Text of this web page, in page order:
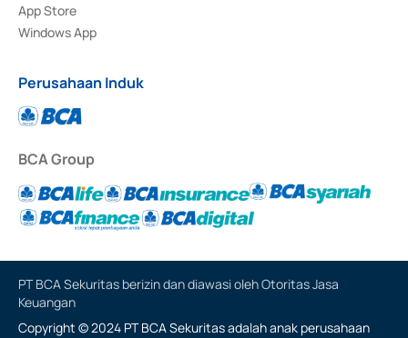
App Store
Windows App
Perusahaan Induk
BCA Group
PT BCA Sekuritas berizin dan diawasi oleh Otoritas Jasa
Keuangan
Copyright © 2024 PT BCA Sekuritas adalah anak perusahaan